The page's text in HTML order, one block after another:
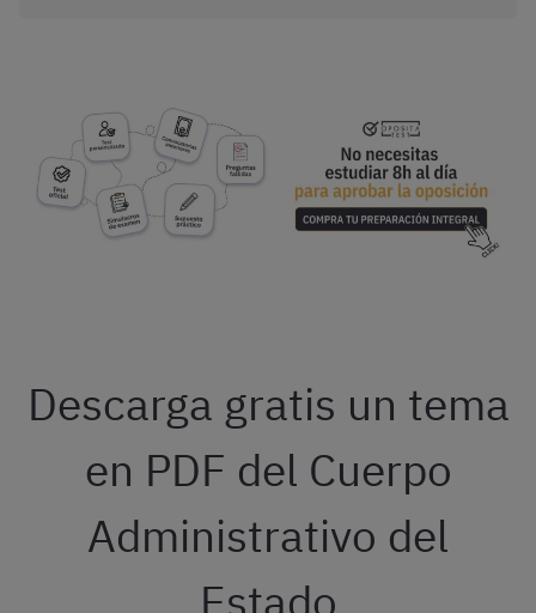
Descarga gratis un tema
en PDF del Cuerpo
Administrativo del
Estado